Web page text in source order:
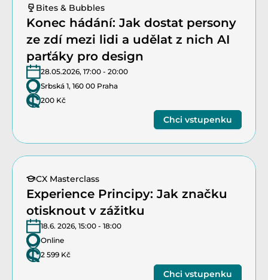
Bites & Bubbles
Konec hádání: Jak dostat persony
ze zdí mezi lidi a udělat z nich AI
parťáky pro design
28.05.2026, 17:00 - 20:00
Srbská 1, 160 00 Praha
200 Kč
Chci vstupenku
CX Masterclass
Experience Principy: Jak značku
otisknout v zážitku
18.6. 2026, 15:00 - 18:00
Online
2 599 Kč
Chci vstupenku